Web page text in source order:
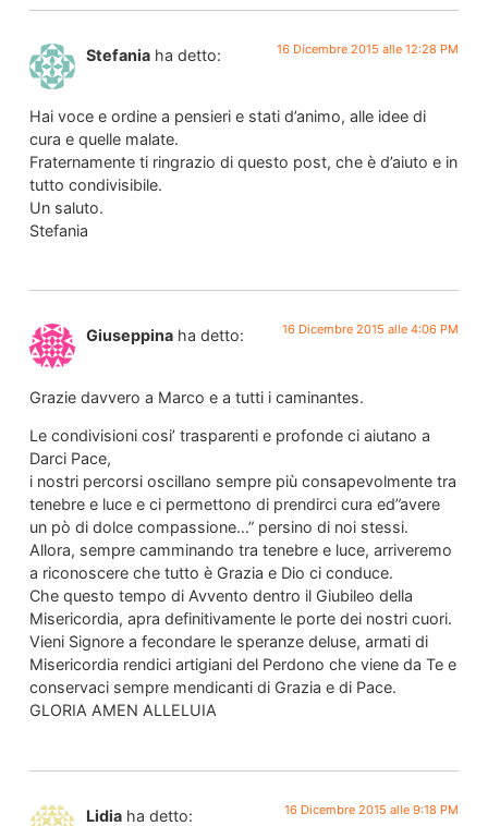
Stefania ha detto: 16 Dicembre 2015 alle 12:28 PM
Hai voce e ordine a pensieri e stati d’animo, alle idee di
cura e quelle malate.
Fraternamente ti ringrazio di questo post, che è d’aiuto e in
tutto condivisibile.
Un saluto.
Stefania
Giuseppina ha detto: 16 Dicembre 2015 alle 4:06 PM
Grazie davvero a Marco e a tutti i caminantes.
Le condivisioni cosi’ trasparenti e profonde ci aiutano a
Darci Pace,
i nostri percorsi oscillano sempre più consapevolmente tra
tenebre e luce e ci permettono di prendirci cura ed”avere
un pò di dolce compassione…” persino di noi stessi.
Allora, sempre camminando tra tenebre e luce, arriveremo
a riconoscere che tutto è Grazia e Dio ci conduce.
Che questo tempo di Avvento dentro il Giubileo della
Misericordia, apra definitivamente le porte dei nostri cuori.
Vieni Signore a fecondare le speranze deluse, armati di
Misericordia rendici artigiani del Perdono che viene da Te e
conservaci sempre mendicanti di Grazia e di Pace.
GLORIA AMEN ALLELUIA
Lidia ha detto: 16 Dicembre 2015 alle 9:18 PM